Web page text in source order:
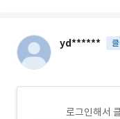
yd******
로그인해서